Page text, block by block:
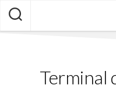
Skip
content
Terminal